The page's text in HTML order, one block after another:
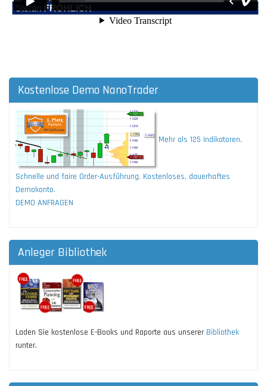
Kostenlose Demo NanoTrader
Mehr als 125 Indikatoren.
Schnelle und faire Order-Ausführung. Kostenloses, dauerhaftes
Demokonto.
DEMO ANFRAGEN
Anleger Bibliothek
Laden Sie kostenlose E-Books und Raporte aus unserer Bibliothek
runter.